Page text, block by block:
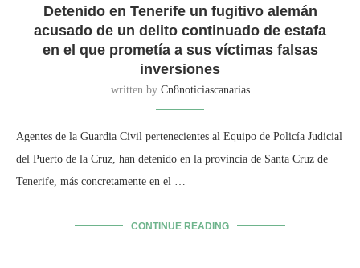
Detenido en Tenerife un fugitivo alemán
acusado de un delito continuado de estafa
en el que prometía a sus víctimas falsas
inversiones
written by Cn8noticiascanarias
Agentes de la Guardia Civil pertenecientes al Equipo de Policía Judicial
del Puerto de la Cruz, han detenido en la provincia de Santa Cruz de
Tenerife, más concretamente en el …
CONTINUE READING